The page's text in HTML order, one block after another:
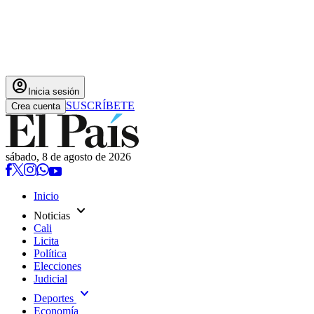
account_circle Inicia sesión
Crea cuenta SUSCRÍBETE
sábado, 8 de agosto de 2026
Inicio
Noticias expand_more
Cali
Licita
Política
Elecciones
Judicial
Deportes expand_more
Economía